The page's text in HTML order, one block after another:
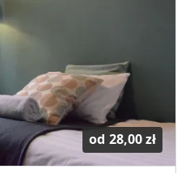
od 28,00 zł